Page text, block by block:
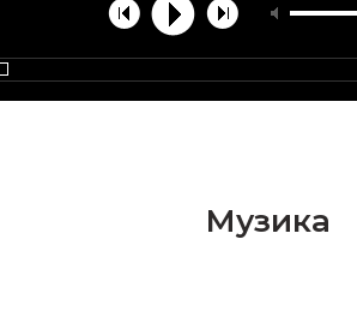
Музика